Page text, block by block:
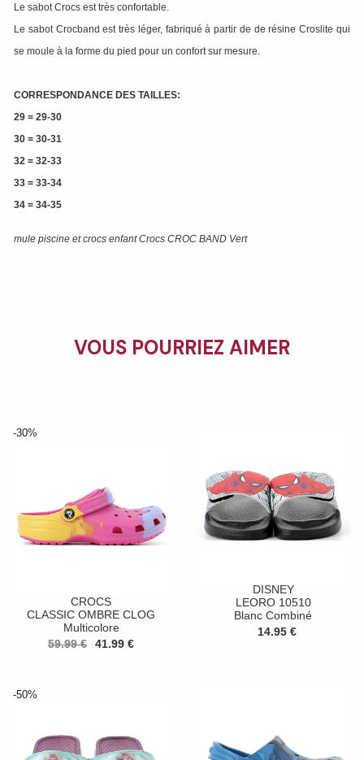
Le sabot Crocs est très confortable.
Le sabot Crocband est très léger, fabriqué à partir de de résine Croslite qui
se moule à la forme du pied pour un confort sur mesure.
CORRESPONDANCE DES TAILLES:
29 = 29-30
30 = 30-31
32 = 32-33
33 = 33-34
34 = 34-35
mule piscine et crocs enfant Crocs CROC BAND Vert
VOUS POURRIEZ AIMER
-30%
CROCS
CLASSIC OMBRE CLOG
Multicolore
59.99 €
41.99 €
DISNEY
LEORO 10510
Blanc Combiné
14.95 €
-50%